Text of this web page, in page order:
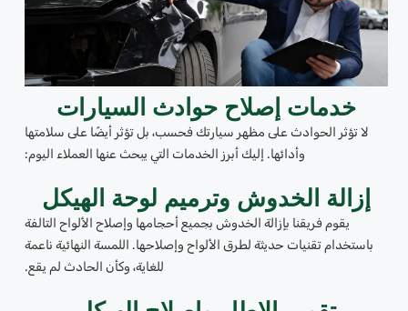
خدمات إصلاح حوادث السيارات
لا تؤثر الحوادث على مظهر سيارتك فحسب، بل تؤثر أيضًا على سلامتها
وأدائها. إليك أبرز الخدمات التي يبحث عنها العملاء اليوم:
إزالة الخدوش وترميم لوحة الهيكل
يقوم فريقنا بإزالة الخدوش بجميع أحجامها وإصلاح الألواح التالفة
باستخدام تقنيات حديثة لطرق الألواح وإصلاحها. اللمسة النهائية ناعمة
للغاية، وكأن الحادث لم يقع.